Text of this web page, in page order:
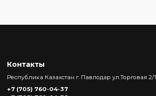
Контакты
Республика Казахстан г. Павлодар ул.Торговая 2/1
+7 (705) 760-04-37